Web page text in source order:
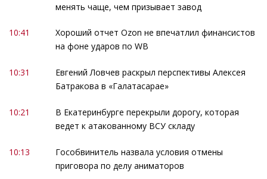
менять чаще, чем призывает завод
10:41
Хороший отчет Ozon не впечатлил финансистов
на фоне ударов по WB
10:31
Евгений Ловчев раскрыл перспективы Алексея
Батракова в «Галатасарае»
10:21
В Екатеринбурге перекрыли дорогу, которая
ведет к атакованному ВСУ складу
10:13
Гособвинитель назвала условия отмены
приговора по делу аниматоров